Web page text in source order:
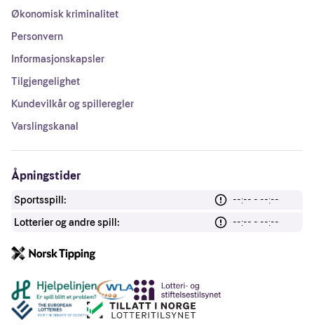
Økonomisk kriminalitet
Personvern
Informasjonskapsler
Tilgjengelighet
Kundevilkår og spilleregler
Varslingskanal
Åpningstider
Sportsspill:
--:-- - --:--
Lotterier og andre spill:
--:-- - --:--
Andre lenker